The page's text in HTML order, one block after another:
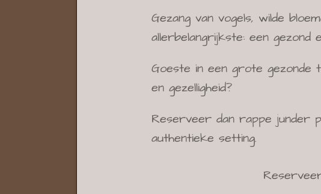
Gezang van vogels, wilde
allerbelangrijkste: een gezond
Goeste in een grote gezonde
en gezelligheid?
Reserveer dan rappe junder
authentieke setting.